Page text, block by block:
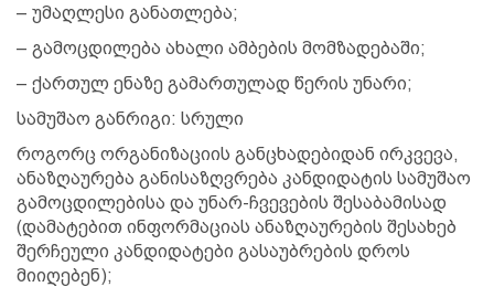
– უმაღლესი განათლება;
– გამოცდილება ახალი ამბების მომზადებაში;
– ქართულ ენაზე გამართულად წერის უნარი;
სამუშაო განრიგი: სრული
როგორც ორგანიზაციის განცხადებიდან ირკვევა,
ანაზღაურება განისაზღვრება კანდიდატის სამუშაო
გამოცდილებისა და უნარ-ჩვევების შესაბამისად
(დამატებით ინფორმაციას ანაზღაურების შესახებ
შერჩეული კანდიდატები გასაუბრების დროს
მიიღებენ);